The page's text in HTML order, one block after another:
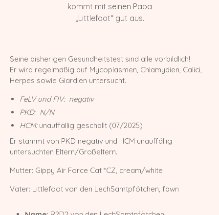
M-Wurf vom 12.04.2022
K-Wurf vom 21.06.2021
J-Wurf vom 02.02.2021
I-Wurf vom 29.11.2020
H-Wurf vom 18.04.2020
F-Wurf vom 23.09.2019
E-Wurf vom 29.11.2018
D-Wurf vom 11.04.2018
kommt mit seinen Papa
„Littlefoot“ gut aus.
Seine bisherigen Gesundheitstest sind alle vorbildlich!
Er wird regelmäßig auf Mycoplasmen, Chlamydien, Calici,
Herpes sowie Giardien untersucht.
FeLV und FIV: negativ
PKD: N/N
HCM: unauffällig geschallt (07/2025)
Er stammt von PKD negativ und HCM unauffällig
untersuchten Eltern/Großeltern.
Mutter: Gippy Air Force Cat *CZ, cream/white
Vater: Littlefoot von den LechSamtpfötchen, fawn